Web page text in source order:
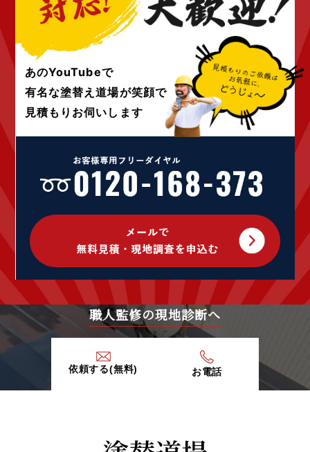
2022年4月 (4)
2022年2月 (4)
2022年1月 (4)
2021年12月 (4)
2021年10月 (10)
2021年9月 (24)
2021年8月 (1)
2021年4月 (1)
2020年12月 (1)
2020年9月 (1)
2020年5月 (1)
2020年4月 (5)
2020年3月 (7)
2020年1月 (9)
2019年12月 (6)
2019年11月 (13)
2019年10月 (15)
2019年9月 (20)
あのYouTubeで
有名な塗替え道場が笑顔で
見積もりお伺いします
職人監修の現地診断へ
依頼する(無料) お電話